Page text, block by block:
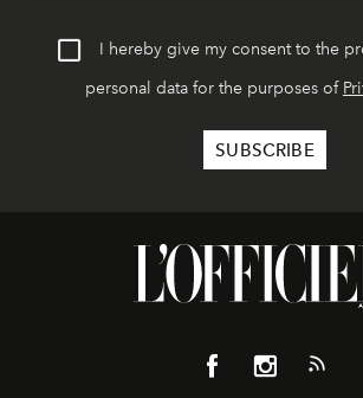
I hereby give my consent to the
personal data for the purposes of